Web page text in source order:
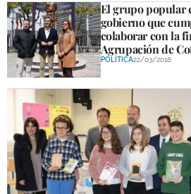
El grupo popular
gobierno que
colaborar con la
Agrupación de
POLÍTICA22/03/2018